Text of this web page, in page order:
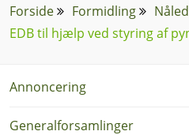
Forside Formidling
EDB til hjælp ved styring af
Annoncering
Generalforsamlinger